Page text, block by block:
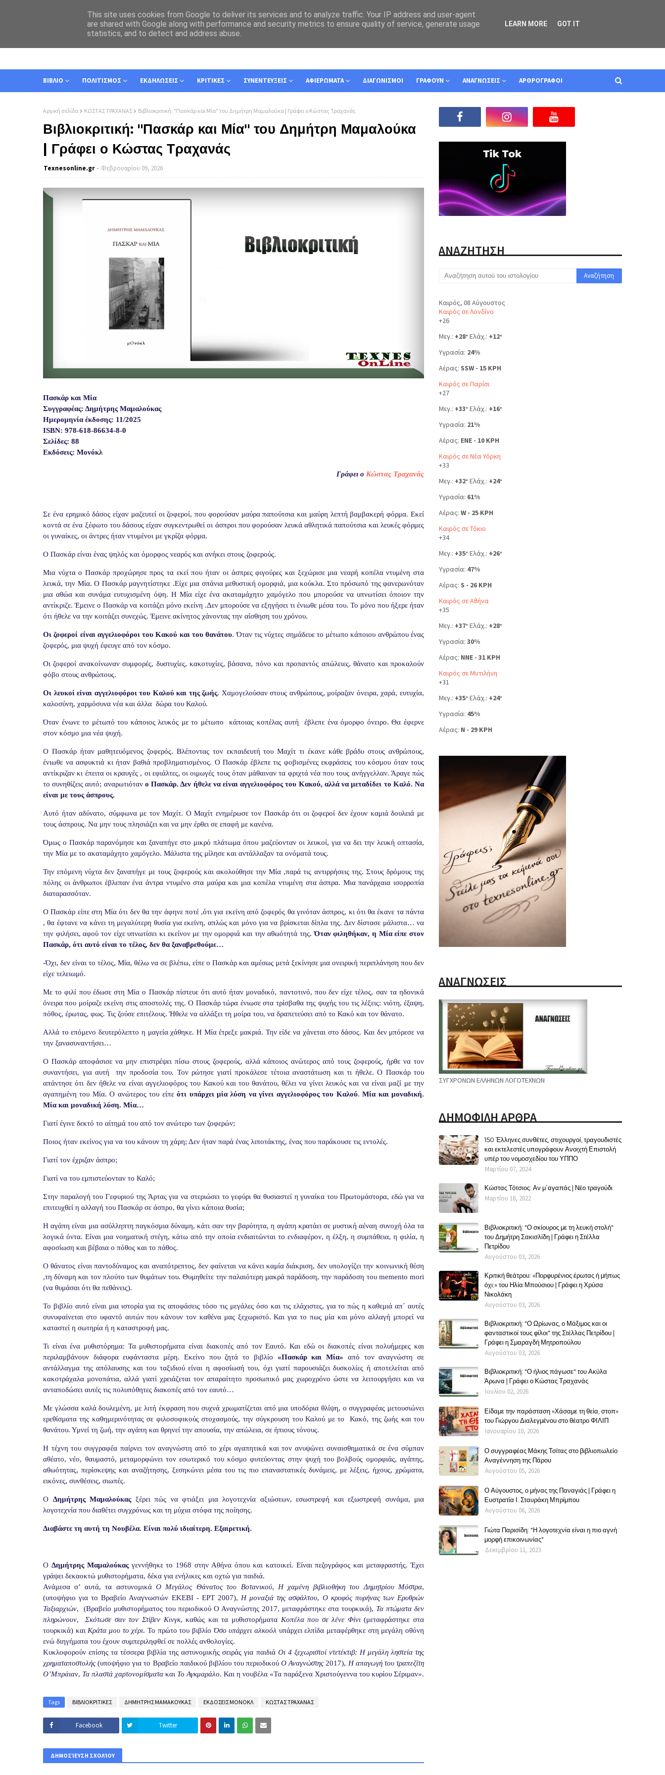
ΣΧΕΤΙΚΑ ΕΠΙΚΟΙΝΩΝΙΑ
ΒΙΒΛΙΟ ΠΟΛΙΤΙΣΜΟΣ ΕΚΔΗΛΩΣΕΙΣ ΚΡΙΤΙΚΕΣ ΣΥΝΕΝΤΕΥΞΕΙΣ ΑΦΙΕΡΩΜΑΤΑ ΔΙΑΓΩΝΙΣΜΟΙ ΓΡΑΦΟΥΝ ΑΝΑΓΝΩΣΕΙΣ ΑΡΘΡΟΓΡΑΦΟΙ
Αρχική σελίδα ΚΩΣΤΑΣ ΤΡΑΧΑΝΑΣ Βιβλιοκριτική: "Πασκάρ και Μία" του Δημήτρη Μαμαλούκα | Γράφει ο Κώστας Τραχανάς
Βιβλιοκριτική: "Πασκάρ και Μία" του Δημήτρη Μαμαλούκα
| Γράφει ο Κώστας Τραχανάς
Texnesοnline.gr Φεβρουαρίου 09, 2026
Πασκάρ και Μία
Συγγραφέας: Δημήτρης Μαμαλούκας
Ημερομηνία έκδοσης: 11/2025
ISBN: 978-618-86634-8-0
Σελίδες: 88
Εκδόσεις: Μονόκλ
Γράφει ο Κώστας Τραχανάς
Σε ένα ερημικό δάσος είχαν μαζευτεί οι ζοφεροί, που φορούσαν μαύρα παπούτσια και μαύρη λεπτή βαμβακερή φόρμα. Εκεί
κοντά σε ένα ξέφωτο του δάσους είχαν συγκεντρωθεί οι άσπροι που φορούσαν λευκά αθλητικά παπούτσια και λευκές φόρμες
οι γυναίκες, οι άντρες ήταν ντυμένοι με γκρίζα φόρμα.
Ο Πασκάρ είναι ένας ψηλός και όμορφος νεαρός και ανήκει στους ζοφερούς.
Μια νύχτα ο Πασκάρ προχώρησε προς τα εκεί που ήταν οι άσπρες φιγούρες και ξεχώρισε μια νεαρή κοπέλα ντυμένη στα
λευκά, την Μία. Ο Πασκάρ μαγνητίστηκε .Είχε μια σπάνια μεθυστική ομορφιά, μια κούκλα. Στο πρόσωπό της φανερωνόταν
μια αθώα και συνάμα ευτυχισμένη όψη. Η Μία είχε ένα ακαταμάχητο χαμόγελο που μπορούσε να υπνωτίσει όποιον την
αντίκριζε. Έμεινε ο Πασκάρ να κοιτάζει μόνο εκείνη .Δεν μπορούσε να εξηγήσει τι ένιωθε μέσα του. Το μόνο που ήξερε ήταν
ότι ήθελε να την κοιτάζει συνεχώς. Έμεινε ακίνητος χάνοντας την αίσθηση του χρόνου.
Οι ζοφεροί είναι αγγελιοφόροι του Κακού και του θανάτου. Όταν τις νύχτες σημάδευε το μέτωπο κάποιου ανθρώπου ένας
ζοφερός, μια ψυχή έφευγε από τον κόσμο.
Οι ζοφεροί ανακοίνωναν συμφορές, δυστυχίες, κακοτυχίες, βάσανα, πόνο και προπαντός απώλειες, θάνατο και προκαλούν
φόβο στους ανθρώπους.
Οι λευκοί είναι αγγελιοφόροι του Καλού και της ζωής. Χαμογελούσαν στους ανθρώπους, μοίραζαν όνειρα, χαρά, ευτυχία,
καλοσύνη, χαρμόσυνα νέα και άλλα δώρα του Καλού.
Όταν ένωνε το μέτωπό του κάποιος λευκός με το μέτωπο κάποιας κοπέλας αυτή
έβλεπε ένα όμορφο όνειρο. Θα έφερνε
στον κόσμο μια νέα ψυχή.
Ο Πασκάρ ήταν μαθητευόμενος ζοφερός. Βλέποντας τον εκπαιδευτή του Μαχίτ τι έκανε κάθε βράδυ στους ανθρώπους,
ένιωθε να ασφυκτιά κι ήταν βαθιά προβληματισμένος. Ο Πασκάρ έβλεπε τις φοβισμένες εκφράσεις του κόσμου όταν τους
αντίκριζαν κι έπειτα οι κραυγές , οι εφιάλτες, οι οιμωγές τους όταν μάθαιναν τα φριχτά νέα που τους ανήγγελλαν. Άραγε πώς
το συνηθίζεις αυτό; αναρωτιόταν ο Πασκάρ. Δεν ήθελε να είναι αγγελιοφόρος του Κακού, αλλά να μεταδίδει το Καλό. Να
είναι με τους άσπρους.
Αυτό ήταν αδύνατο, σύμφωνα με τον Μαχίτ. Ο Μαχίτ ενημέρωσε τον Πασκάρ ότι οι ζοφεροί δεν έχουν καμιά δουλειά με
τους άσπρους. Να μην τους πλησιάζει και να μην έρθει σε επαφή με κανένα.
Όμως ο Πασκάρ παρανόμησε και ξαναπήγε στο μικρό πλάτωμα όπου μαζεύονταν οι λευκοί, για να δει την λευκή οπτασία,
την Μία με το ακαταμάχητο χαμόγελο. Μάλιστα της μίλησε και αντάλλαξαν τα ονόματά τους.
Την επόμενη νύχτα δεν ξαναπήγε με τους ζοφερούς και ακολούθησε την Μία ,παρά τις αντιρρήσεις της. Στους δρόμους της
πόλης οι άνθρωποι έβλεπαν ένα άντρα ντυμένο στα μαύρα και μια κοπέλα ντυμένη στα άσπρα. Μια πανάρχαια ισορροπία
διαταρασσόταν.
Ο Πασκάρ είπε στη Μία ότι δεν θα την άφηνε ποτέ ,ότι για εκείνη από ζοφερός θα γινόταν άσπρος, κι ότι θα έκανε τα πάντα
, θα έφτανε να κάνει τη μεγαλύτερη θυσία για εκείνη, απλώς και μόνο για να βρίσκεται δίπλα της. Δεν δίστασε μάλιστα… να
την φιλήσει, αφού τον είχε υπνωτίσει κι εκείνον με την ομορφιά και την αθωότητά της. Όταν φιληθήκαν, η Μία είπε στον
Πασκάρ, ότι αυτό είναι το τέλος, δεν θα ξαναβρεθούμε…
-Όχι, δεν είναι το τέλος, Μία, θέλω να σε βλέπω, είπε ο Πασκάρ και αμέσως μετά ξεκίνησε μια ονειρική περιπλάνηση που δεν
είχε τελειωμό.
Με το φιλί που έδωσε στη Μία ο Πασκάρ πίστευε ότι αυτό ήταν μοναδικό, παντοτινό, που δεν είχε τέλος, σαν τα ηδονικά
όνειρα που μοίραζε εκείνη στις αποστολές της. Ο Πασκάρ τώρα ένιωσε στα τρίσβαθα της ψυχής του τις λέξεις: νιότη, έξαψη,
πόθος, έρωτας, φως. Τις ζούσε επιτέλους. Ήθελε να αλλάξει τη μοίρα του, να δραπετεύσει από το Κακό και τον θάνατο.
Αλλά το επόμενο δευτερόλεπτο η μαγεία χάθηκε. Η Μία έτρεξε μακριά. Την είδε να χάνεται στο δάσος. Και δεν μπόρεσε να
την ξανασυναντήσει…
Ο Πασκάρ αποφάσισε να μην επιστρέψει πίσω στους ζοφερούς, αλλά κάποιος ανώτερος από τους ζοφερούς, ήρθε να τον
συναντήσει, για αυτή
την προδοσία του. Τον ρώτησε γιατί προκάλεσε τέτοια αναστάτωση και τι ήθελε. Ο Πασκάρ του
απάντησε ότι δεν ήθελε να είναι αγγελιοφόρος του Κακού και του θανάτου, θέλει να γίνει λευκός και να είναι μαζί με την
αγαπημένη του Μία. Ο ανώτερος του είπεότι υπάρχει μία λύση να γίνει αγγελιοφόρος του Καλού.Μία και μοναδική.
Μία και μοναδική λύση. Μία…
Γιατί έγινε δεκτό το αίτημά του από τον ανώτερο των ζοφερών;
Ποιος ήταν εκείνος για να του κάνουν τη χάρη; Δεν ήταν παρά ένας λιποτάκτης, ένας που παράκουσε τις εντολές.
Γιατί τον έχριζαν άσπρο;
Γιατί να του εμπιστεύονταν το Καλό;
Στην παραλογή του Γεφυριού της Άρτας για να στεριώσει το γεφύρι θα θυσιαστεί η γυναίκα του Πρωτομάστορα, εδώ για να
επιτευχθεί η αλλαγή του Πασκάρ σε άσπρο, θα γίνει κάποια θυσία;
Η αγάπη είναι μια ασύλληπτη παγκόσμια δύναμη, κάτι σαν την βαρύτητα, η αγάπη κρατάει σε μυστική αέναη συνοχή όλα τα
λογικά όντα. Είναι μια νοηματική στέγη, κάτω από την οποία ενδιαιτώνται το ενδιαφέρον, η έλξη, η συμπάθεια, η φιλία, η
αφοσίωση και βέβαια ο πόθος και το πάθος.
Ο θάνατος είναι παντοδύναμος και αναπότρεπτος, δεν φαίνεται να κάνει καμία διάκριση, δεν υπολογίζει την κοινωνική θέση
,τη δύναμη και τον πλούτο των θυμάτων του. Θυμηθείτε την παλαιότερη μακρά παράδοση, την παράδοση του memento mori
(να θυμάσαι ότι θα πεθάνεις).
Το βιβλίο αυτό είναι μια ιστορία για τις αποφάσεις τόσο τις μεγάλες όσο και τις ελάχιστες, για το πώς η καθεμιά απ΄ αυτές
συνυφαίνεται στο υφαντό αυτών που κάνουν τον καθένα μας ξεχωριστό. Και για το πως μία και μόνο αλλαγή μπορεί να
καταστεί η σωτηρία ή η καταστροφή μας.
Τι είναι ένα μυθιστόρημα: Τα μυθιστορήματα είναι διακοπές από τον Εαυτό. Και εδώ οι διακοπές είναι πολυήμερες και
περιλαμβάνουν διάφορα ευφάνταστα μέρη. Εκείνο που ζητά το βιβλίο «Πασκάρ και Μία» από τον αναγνώστη σε
αντάλλαγμα της απόλαυσης και του ταξιδιού είναι η αφοσίωσή του, όχι γιατί παρουσιάζει δυσκολίες ή αποτελείται από
κακοτράχαλα μονοπάτια, αλλά γιατί χρειάζεται τον απαραίτητο προσωπικό μας χωροχρόνο ώστε να λειτουργήσει και να
ανταποδώσει αυτές τις πολυπόθητες διακοπές από τον εαυτό…
Με γλώσσα καλά δουλεμένη, με λιτή έκφραση που συχνά χρωματίζεται από μια υποδόρια θλίψη, ο συγγραφέας μετουσιώνει
ερεθίσματα της καθημερινότητας σε φιλοσοφικούς στοχασμούς, την σύγκρουση του Καλού με το
Κακό, της ζωής και του
θανάτου. Υμνεί τη ζωή, την αγάπη και θρηνεί την απουσία, την απώλεια, σε ήπιους τόνους.
Η τέχνη του συγγραφέα παίρνει τον αναγνώστη από το χέρι αγαπητικά και τον ανυψώνει συναισθηματικά σε ένα σύμπαν
αθέατο, νέο, θαυμαστό, μεταμορφώνει τον εσωτερικό του κόσμο φυτεύοντας στην ψυχή του βολβούς ομορφιάς, αγάπης,
αθωότητας, περίσκεψης και αναζήτησης, ξεσηκώνει μέσα του τις πιο επαναστατικές δυνάμεις, με λέξεις, ήχους, χρώματα,
εικόνες, συνθέσεις, σιωπές.
Ο Δημήτρης Μαμαλούκαςξέρει πώς να φτιάξει μια λογοτεχνία αξιώσεων, εσωστρεφή και εξωστρεφή συνάμα, μια
λογοτεχνία που διαθέτει συγχρόνως και τη μύχια στόφα της ποίησης.
Διαβάστε τη αυτή τη Νουβέλα. Είναι πολύ ιδιαίτερη. Εξαιρετική.
Ο Δημήτρης Μαμαλούκαςγεννήθηκε το 1968 στην Αθήνα όπου και κατοικεί. Είναι πεζογράφος και μεταφραστής. Έχει
γράψει δεκαοκτώ μυθιστορήματα, δέκα για ενήλικες και οχτώ για παιδιά.
Ανάμεσα σ’ αυτά, τα αστυνομικά Ο Μεγάλος Θάνατος του Βοτανικού, Η χαμένη βιβλιοθήκη του Δημητρίου Μόστρα,
(υποψήφιο για το Βραβείο Αναγνωστών ΕΚΕΒΙ - ΕΡΤ 2007), Η μοναξιά της ασφάλτου, Ο κρυφός πυρήνας των Ερυθρών
Ταξιαρχιών, (Βραβείο μυθιστορήματος του περιοδικού Ο Αναγνώστης 2017, μεταφράστηκε στα τουρκικά), Τα πτώματα δεν
πληρώνουν,Σκότωσε σαν τον Στίβεν Κινγκ, καθώς και τα μυθιστορήματα Κοπέλα που σε λένε Φίνι (μεταφράστηκε στα
τουρκικά) και Κράτα μου το χέρι. Το πρώτο του βιβλίο Όσο υπάρχει αλκοόλ υπάρχει ελπίδα μεταφέρθηκε στη μεγάλη οθόνη
ενώ διηγήματα του έχουν συμπεριληφθεί σε πολλές ανθολογίες.
Κυκλοφορούν επίσης τα τέσσερα βιβλία της αστυνομικής σειράς για παιδιά Οι 4 ξεχωριστοί ντετέκτιβ: Η μεγάλη ληστεία της
χρηματαποστολής (υποψήφιο για το Βραβείο παιδικού βιβλίου του περιοδικούΟ Αναγνώστης 2017), Η απαγωγή του τραπεζίτη
Ο’Μπράιαν, Τα πλαστά χαρτονομίσματα και Το Αγκμαράλο. Και η νουβέλα «Τα παράξενα Χριστούγεννα του κυρίου Σέριμαν».
Tags ΒΙΒΛΙΟΚΡΙΤΙΚΕΣ ΔΗΜΗΤΡΗΣ ΜΑΜΑΚΟΥΚΑΣ ΕΚΔΟΣΕΙΣ ΜΟΝΟΚΛ ΚΩΣΤΑΣ ΤΡΑΧΑΝΑΣ
Facebook Twitter
ΔΗΜΟΣΊΕΥΣΗ ΣΧΟΛΊΟΥ
ΑΝΑΖΗΤΗΣΗ
Καιρός, 08 Αύγουστος
Καιρός σε Λονδίνο
+26
Μεγ.: +28° Ελάχ.: +12°
Υγρασία: 24%
Αέρας: SSW - 15 KPH
Καιρός σε Παρίσι
+27
Μεγ.: +33° Ελάχ.: +16°
Υγρασία: 21%
Αέρας: ENE - 10 KPH
Καιρός σε Νέα Υόρκη
+33
Μεγ.: +32° Ελάχ.: +24°
Υγρασία: 61%
Αέρας: W - 25 KPH
Καιρός σε Τόκιο
+34
Μεγ.: +35° Ελάχ.: +26°
Υγρασία: 47%
Αέρας: S - 26 KPH
Καιρός σε Αθήνα
+35
Μεγ.: +37° Ελάχ.: +28°
Υγρασία: 30%
Αέρας: NNE - 31 KPH
Καιρός σε Μυτιλήνη
+31
Μεγ.: +35° Ελάχ.: +24°
Υγρασία: 45%
Αέρας: N - 29 KPH
ΑΝΑΓΝΩΣΕΙΣ
ΣΥΓΧΡΟΝΩΝ ΕΛΛΗΝΩΝ ΛΟΓΟΤΕΧΝΩΝ
ΔΗΜΟΦΙΛΗ ΑΡΘΡΑ
150 Έλληνες συνθέτες, στιχουργοί, τραγουδιστές
και εκτελεστές υπογράφουν Ανοιχτή Επιστολή
υπέρ του νομοσχεδίου του ΥΠΠΟ
Μαρτίου 07, 2024
Κώστας Τότσιος: Αν μ΄αγαπάς | Νέο τραγούδι
Μαρτίου 18, 2022
Βιβλιοκριτική: "Ο σκίουρος με τη λευκή στολή"
του Δημήτρη Σακισλίδη | Γράφει η Στέλλα
Πετρίδου
Αυγούστου 03, 2026
Κριτική θεάτρου: «Πορφυρένιος έρωτας ή μήπως
όχι;» του Ηλία Μπούσιου | Γράφει η Χρύσα
Νικολάκη
Αυγούστου 03, 2026
Βιβλιοκριτική: "Ο Ωρίωνας, ο Μάξιμος και οι
φανταστικοί τους φίλοι" της Στέλλας Πετρίδου |
Γράφει η Σμαραγδή Μητροπούλου
Αυγούστου 03, 2026
Βιβλιοκριτική: "Ο ήλιος πάγωσε" του Ακύλα
Άρωνα | Γράφει ο Κώστας Τραχανάς
Ιουλίου 02, 2026
Είδαμε την παράσταση «Χάσαμε τη θεία, στοπ»
του Γιώργου Διαλεγμένου στο θέατρο ΦΙΛΙΠ
Ιανουαρίου 10, 2026
Ο συγγραφέας Μάκης Τσίτας στο βιβλιοπωλείο
Αναγέννηση της Πάρου
Αυγούστου 05, 2026
Ο Αύγουστος, ο μήνας της Παναγιάς | Γράφει η
Ευστρατία Ι. Σταυράκη Μπρίμπου
Αυγούστου 06, 2026
Γιώτα Παρισίδη: "Η λογοτεχνία είναι η πιο αγνή
μορφή επικοινωνίας"
Δεκεμβρίου 11, 2023
This site uses cookies from Google to deliver its services and to analyze traffic. Your IP address and user-agent
are shared with Google along with performance and security metrics to ensure quality of service, generate usage
statistics, and to detect and address abuse.
LEARN MORE GOT IT